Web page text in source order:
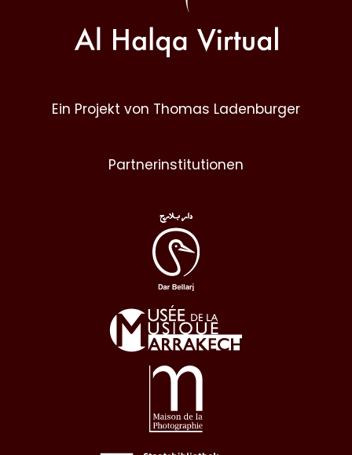
Ein Projekt von Thomas Ladenburger
Partnerinstitutionen